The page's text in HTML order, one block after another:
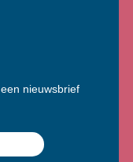
nieuwsbrief